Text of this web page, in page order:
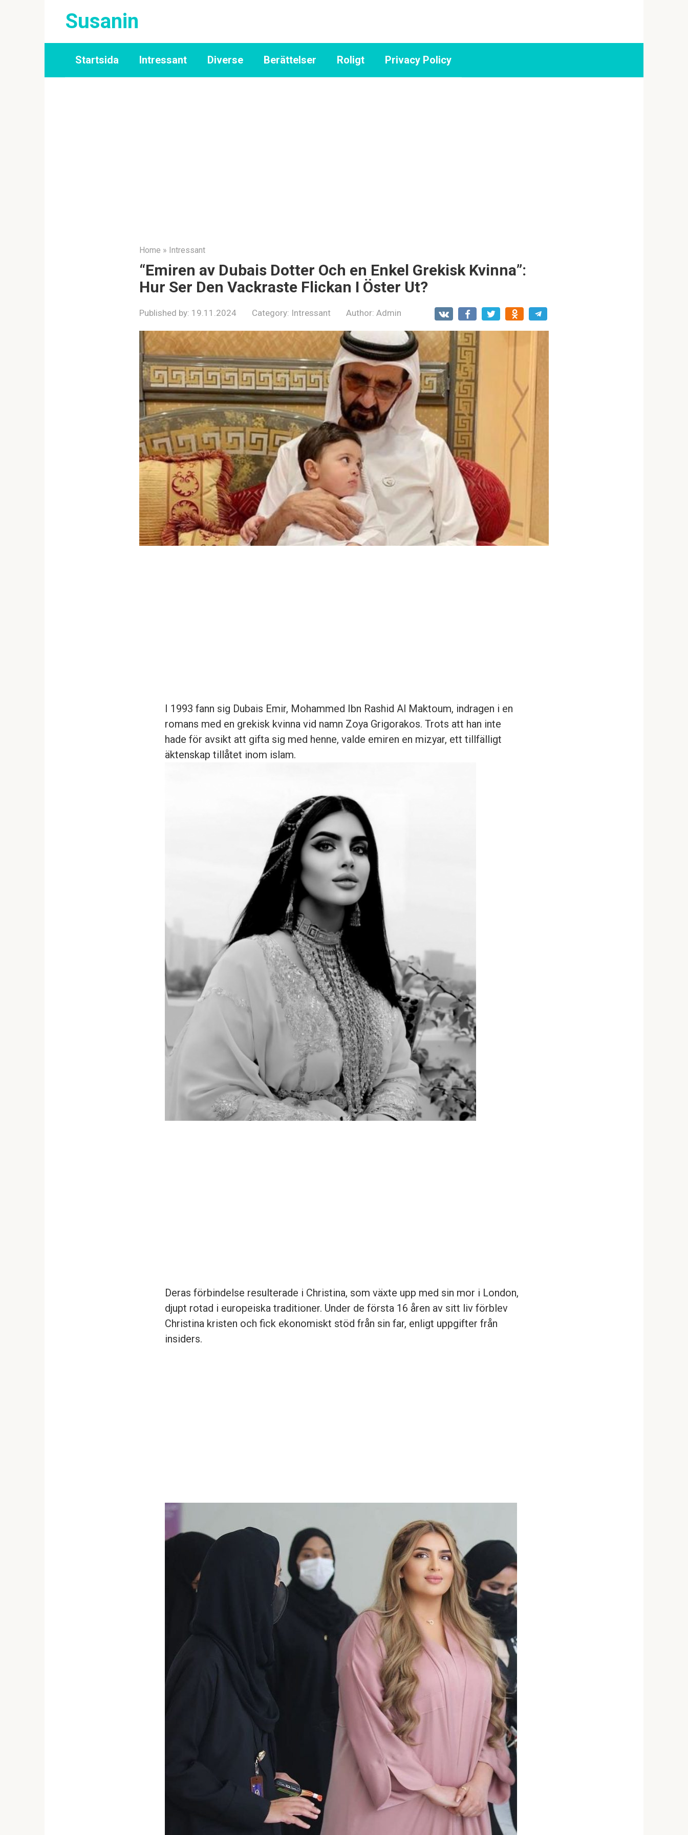
Susanin
Startsida Intressant Diverse Berättelser Roligt Privacy Policy
Home » Intressant
“Emiren av Dubais Dotter Och en Enkel Grekisk Kvinna”:
Hur Ser Den Vackraste Flickan I Öster Ut?
Published by: 19.11.2024 Category: Intressant Author: Admin
I 1993 fann sig Dubais Emir, Mohammed Ibn Rashid Al Maktoum, indragen i en
romans med en grekisk kvinna vid namn Zoya Grigorakos. Trots att han inte
hade för avsikt att gifta sig med henne, valde emiren en mizyar, ett tillfälligt
äktenskap tillåtet inom islam.
Deras förbindelse resulterade i Christina, som växte upp med sin mor i London,
djupt rotad i europeiska traditioner. Under de första 16 åren av sitt liv förblev
Christina kristen och fick ekonomiskt stöd från sin far, enligt uppgifter från
insiders.